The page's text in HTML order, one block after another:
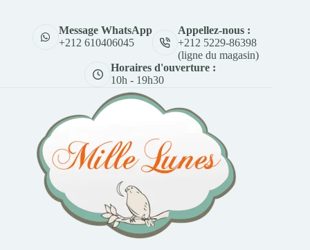
Message WhatsApp
+212 610406045
Appellez-nous :
+212 5229-86398
(ligne du magasin)
Horaires d'ouverture :
10h - 19h30